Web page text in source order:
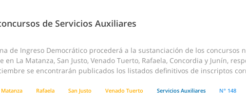
de Servicios Auxiliares
de Ingreso Democrático procederá a la sustanciación de los concursos
en La Matanza, San Justo, Venado Tuerto, Rafaela, Concordia y Junín,
se encontrarán publicados los listados definitivos de inscriptos
Matanza Rafaela San Justo Venado Tuerto Servicios Auxiliares N° 148